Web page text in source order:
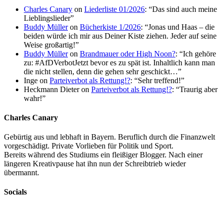
Charles Canary on Liederliste 01/2026: “Das sind auch meine
Lieblingslieder”
Buddy Mülleron Bücherkiste 1/2026: “Jonas und Haas – die
beiden würde ich mir aus Deiner Kiste ziehen. Jeder auf seine
Weise großartig!”
Buddy Mülleron Brandmauer oder High Noon?: “Ich gehöre
zu: #AfDVerbotJetzt bevor es zu spät ist. Inhaltlich kann man
die nicht stellen, denn die gehen sehr geschickt…”
Inge on Parteiverbot als Rettung!?: “Sehr treffend!”
Heckmann Dieteron Parteiverbot als Rettung!?: “Traurig aber
wahr!”
Charles Canary
Gebürtig aus und lebhaft in Bayern. Beruflich durch die Finanzwelt
vorgeschädigt. Private Vorlieben für Politik und Sport.
Bereits während des Studiums ein fleißiger Blogger. Nach einer
längeren Kreativpause hat ihn nun der Schreibtrieb wieder
übermannt.
Socials